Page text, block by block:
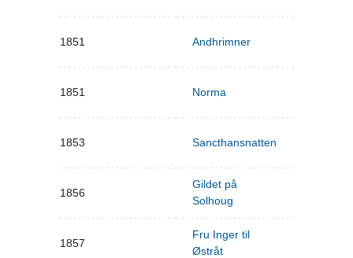
1851 Andhrimner
1851 Norma
1853 Sancthansnatten
1856
Gildet på
Solhoug
1857
Fru Inger til
Østråt